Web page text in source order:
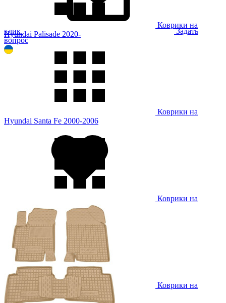
Коврики на
Hyundai Palisade 2020-
Коврики на
Hyundai Santa Fe 2000-2006
Коврики на
Hyundai Santa Fe 2006-2012
Коврики на
Hyundai Santa Fe 2012- (DM)
клик
Задать
вопрос